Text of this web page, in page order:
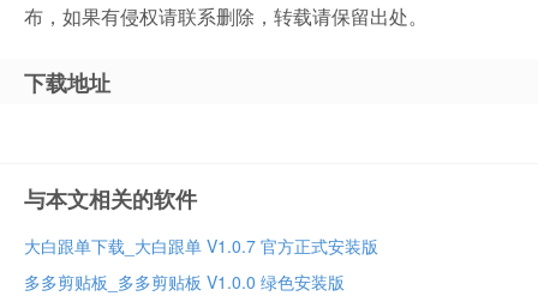
布，如果有侵权请联系删除，转载请保留出处。
下载地址
与本文相关的软件
大白跟单下载_大白跟单 V1.0.7 官方正式安装版
多多剪贴板_多多剪贴板 V1.0.0 绿色安装版